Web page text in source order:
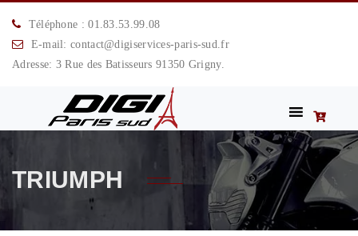
Téléphone : 01.83.53.99.08
E-mail: contact@digiservices-paris-sud.fr
Adresse: 3 Rue des Batisseurs 91350 Grigny.
TRIUMPH